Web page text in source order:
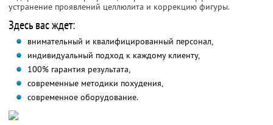
устранение проявлений целлюлита и коррекцию фигуры.
Здесь вас ждет:
внимательный и квалифицированный персонал,
индивидуальный подход к каждому клиенту,
100% гарантия результата,
современные методики похудения,
современное оборудование.